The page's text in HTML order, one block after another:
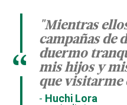
"Mientras
campañas de
duermo
mis hijos y
que visitarme
Huchi Lora
“